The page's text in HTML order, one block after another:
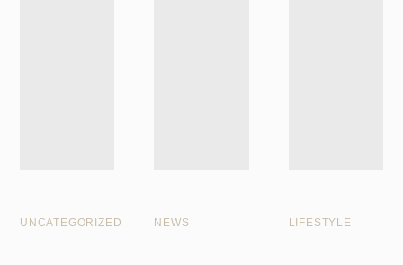
UNCATEGORIZED NEWS LIFESTYLE